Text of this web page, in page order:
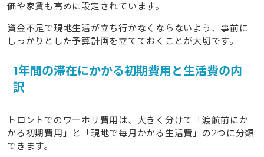
価や家賃も高めに設定されています。
資金不足で現地生活が立ち行かなくならないよう、事前に
しっかりとした予算計画を立てておくことが大切です。
1年間の滞在にかかる初期費用と生活費の内
訳
トロントでのワーホリ費用は、大きく分けて「渡航前にか
かる初期費用」と「現地で毎月かかる生活費」の2つに分類
できます。